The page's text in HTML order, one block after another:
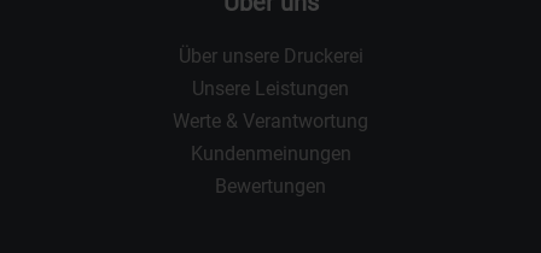
Über unsere Druckerei
Unsere Leistungen
Werte & Verantwortung
Kundenmeinungen
Bewertungen